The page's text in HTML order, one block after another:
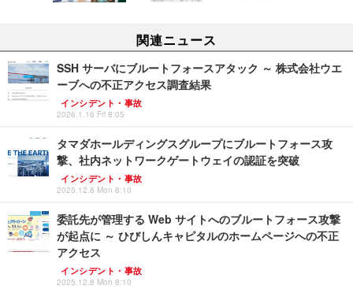
関連ニュース
SSH サーバにブルートフォースアタック ～ 株式会社ウエ
ーブへの不正アクセス調査結果
インシデント・事故
2026.1.16 Fri 8:05
タマダホールディングスグループにブルートフォース攻
撃、社内ネットワークゲートウェイの認証を突破
インシデント・事故
2025.12.8 Mon 8:10
委託先が管理する Web サイトへのブルートフォース攻撃
が起点に ～ ひびしんキャピタルのホームページへの不正
アクセス
インシデント・事故
2025.12.8 Mon 8:10